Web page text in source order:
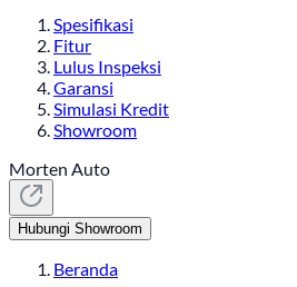
Spesifikasi
Fitur
Lulus Inspeksi
Garansi
Simulasi Kredit
Showroom
Morten Auto
Hubungi Showroom
Beranda